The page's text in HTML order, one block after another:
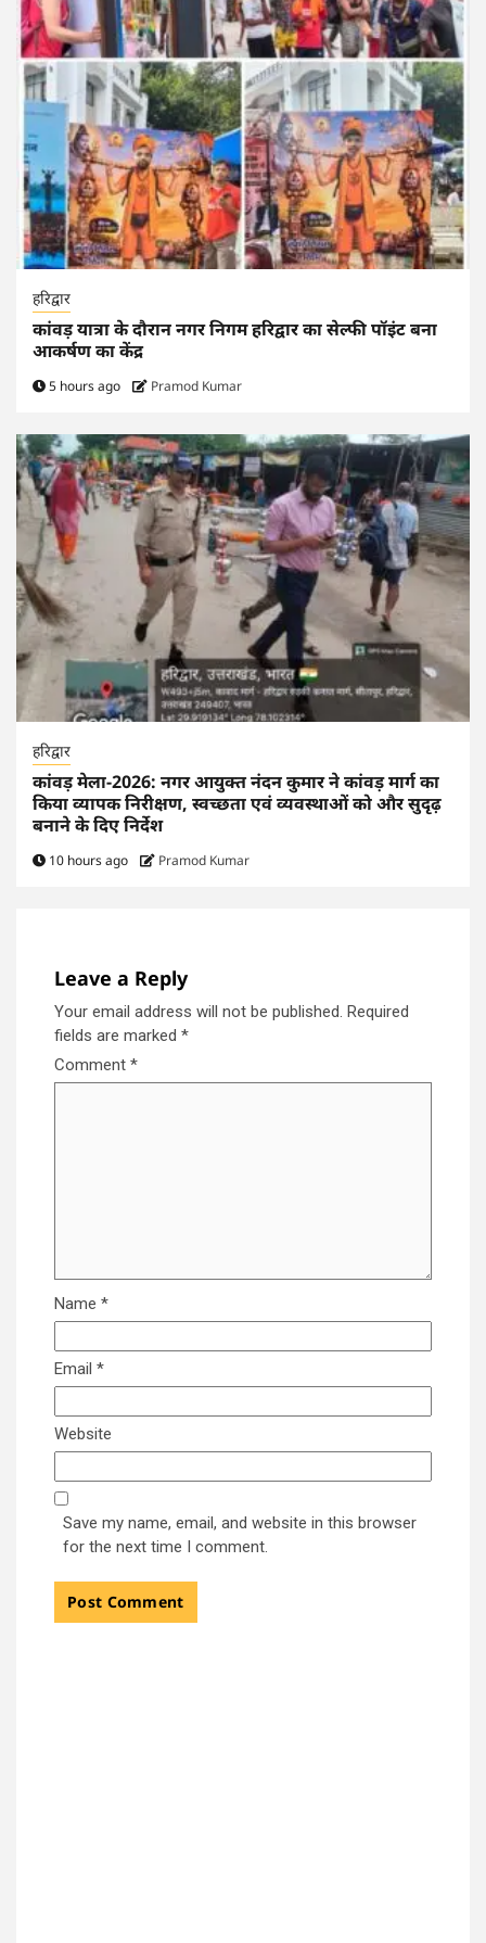
हरिद्वार
कांवड़ यात्रा के दौरान नगर निगम हरिद्वार का सेल्फी पॉइंट बना
आकर्षण का केंद्र
5 hours ago Pramod Kumar
हरिद्वार
कांवड़ मेला-2026: नगर आयुक्त नंदन कुमार ने कांवड़ मार्ग का
किया व्यापक निरीक्षण, स्वच्छता एवं व्यवस्थाओं को और सुदृढ़
बनाने के दिए निर्देश
10 hours ago Pramod Kumar
Leave a Reply
Your email address will not be published. Required
fields are marked *
Comment *
Name *
Email *
Website
Save my name, email, and website in this browser
for the next time I comment.